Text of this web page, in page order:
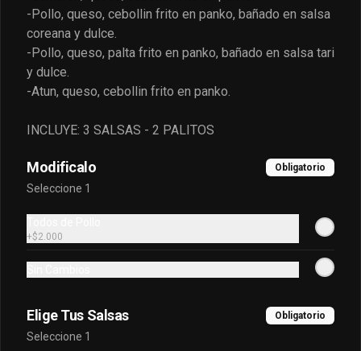
envuelto en atún frito en panko.
Oriental Premium
kanikama furai y bañado en salsa
Oriental Tradicional
-Pollo, queso, cebollin frito en panko, bañado en salsa
coreana y dulce.
-Pollo, queso, palta frito en panko, bañado en salsa tari
y dulce.
-Atun, queso, cebollin frito en panko.
INCLUYE: 3 SALSAS - 2 PALITOS
Modificalo Obligatorio
Seleccione 1
+$2.000
Elige Tus Salsas Obligatorio
Seleccione 1